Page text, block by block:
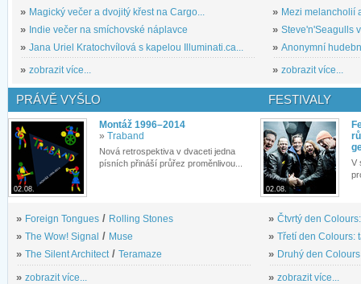
» Magický večer a dvojitý křest na Cargo...
» Indie večer na smíchovské náplavce
» Jana Uriel Kratochvílová s kapelou Illuminati.ca...
» zobrazit více...
» Mezi melancholií
» Steve'n'Seagulls
» Anonymní
» zobrazit více...
PRÁVĚ VYŠLO
02.08.
Montáž 1996–2014
» Traband
Nová retrospektiva v dvaceti jedna
písních přináší průřez proměnlivou...
» Foreign Tongues / Rolling Stones
» The Wow! Signal / Muse
» The Silent Architect/ Teramaze
» zobrazit více...
FESTIVALY
02.08.
V
» Čtvrtý den
» Třetí den Colours:
» Druhý den
» zobrazit více...